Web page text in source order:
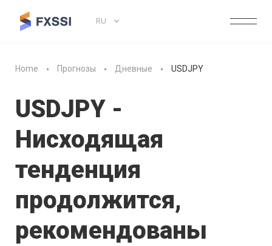
RU
Home Прогнозы Дневные USDJPY
USDJPY -
Нисходящая
тенденция
продолжится,
рекомендованы